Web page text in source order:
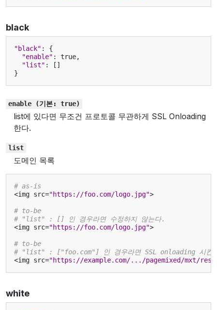
black
"black" :
{
"enable" : true,
"list" :
[]
}
enable (기본: true)
list에 있다면 무조건 프로토콜 무관하게 SSL Onloading
한다.
list
도메인 목록
# as-is
<img src="https://foo.com/logo.jpg">
# to-be
# "list" : [] 인 경우라면 수정하지 않는다.
<img src="https://foo.com/logo.jpg">
# to-be
# "list" : ["foo.com"] 인 경우라면 SSL onloading 시킨
<img src="https://example.com/.../pagemixed/mxt/
white